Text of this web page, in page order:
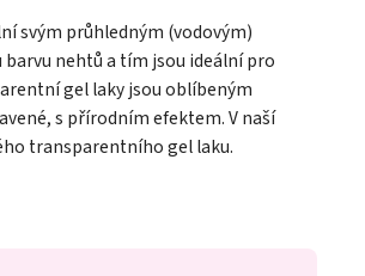
svým průhledným (vodovým)
nehtů a tím jsou ideální pro
gel laky jsou oblíbeným
s přírodním efektem. V naší
transparentního gel laku.